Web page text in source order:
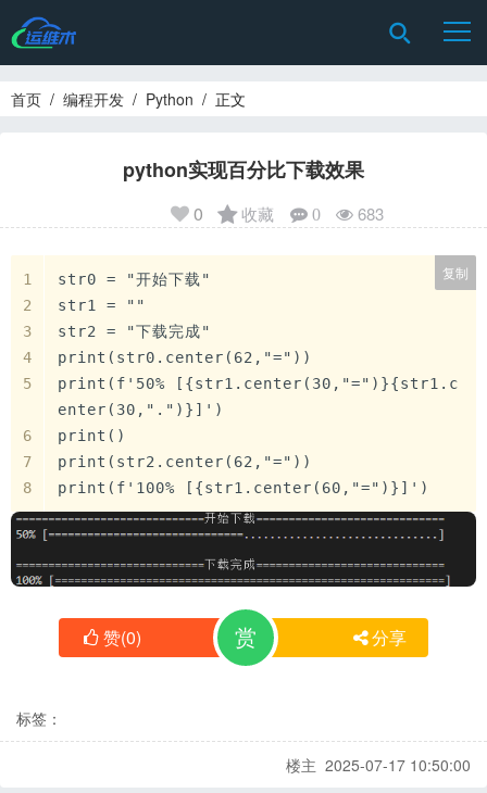
首页 / 编程开发 / Python / 正文
python实现百分比下载效果
683
0
收藏
0
str0 = "开始下载"
str1 = ""
str2 = "下载完成"
print(str0.center(62,"="))
print(f'50% [{str1.center(30,"=")}{str1.c
enter(30,".")}]')
print()
print(str2.center(62,"="))
print(f'100% [{str1.center(60,"=")}]')
复制
赞(0) 赏 分享
标签：
楼主 2025-07-17 10:50:00